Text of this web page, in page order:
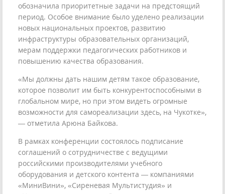
обозначила приоритетные задачи на предстоящий
период. Особое внимание было уделено реализации
новых национальных проектов, развитию
инфраструктуры образовательных организаций,
мерам поддержки педагогических работников и
повышению качества образования.
«Мы должны дать нашим детям такое образование,
которое позволит им быть конкурентоспособными в
глобальном мире, но при этом видеть огромные
возможности для самореализации здесь, на Чукотке»,
— отметила Арюна Байкова.
В рамках конференции состоялось подписание
соглашений о сотрудничестве с ведущими
российскими производителями учебного
оборудования и детского контента — компаниями
«МиниВини», «Сиреневая Мультистудия» и